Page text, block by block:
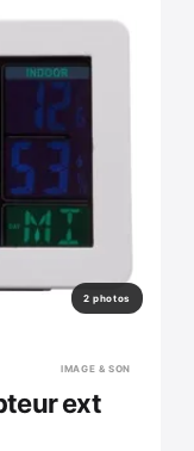
2 photos
IMAGE & SON
ext